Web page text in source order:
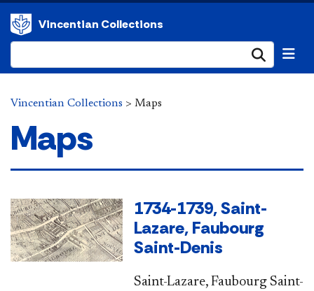
Vincentian Collections
Vincentian Collections > Maps
Maps
1734-1739, Saint-
Lazare, Faubourg
Saint-Denis
Saint-Lazare, Faubourg Saint-